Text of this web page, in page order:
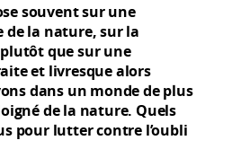
souvent sur une
de la nature, sur la
que sur une
et livresque alors
dans un monde de plus
de la nature. Quels
pour lutter contre l’oubli